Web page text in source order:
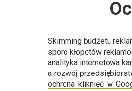
Skimming budżetu
sporo kłopotów
analityka internetowa
a rozwój
ochrona kliknięć w